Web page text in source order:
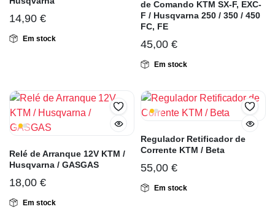
14,90 €
Em stock
de Comando KTM SX-F, EXC-
F / Husqvarna 250 / 350 / 450
FC, FE
45,00 €
Em stock
Relé de Arranque 12V KTM /
Husqvarna / GASGAS
18,00 €
Em stock
Regulador Retificador de
Corrente KTM / Beta
55,00 €
Em stock